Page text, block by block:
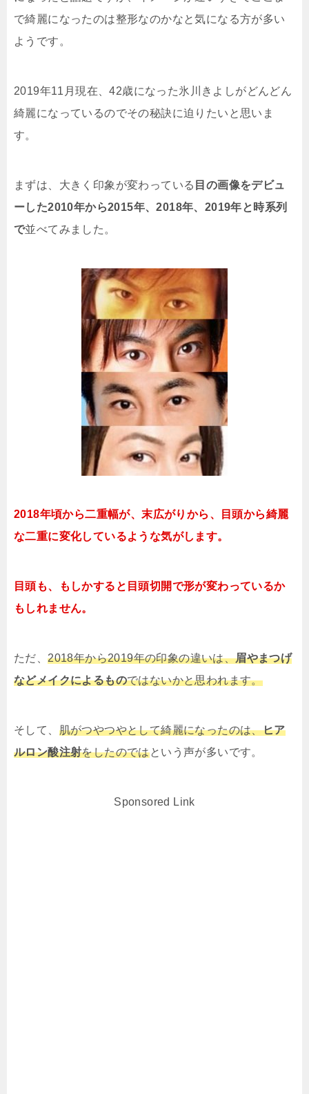
で綺麗になったのは整形なのかなと気になる方が多い
ようです。
2019年11月現在、42歳になった氷川きよしがどんどん
綺麗になっているのでその秘訣に迫りたいと思いま
す。
まずは、大きく印象が変わっている 目の画像をデビュ
ーした2010年から2015年、2018年、2019年と時系列
で並べてみました。
2018年頃から二重幅が、末広がりから、目頭から綺麗
な二重に変化しているような気がします。
目頭も、もしかすると目頭切開で形が変わっているか
もしれません。
ただ、2018年から2019年の印象の違いは、眉やまつげ
などメイクによるものではないかと思われます。
そして、 肌がつやつやとして綺麗になったのは、ヒア
ルロン酸注射をしたのではという声が多いです。
Sponsored Link